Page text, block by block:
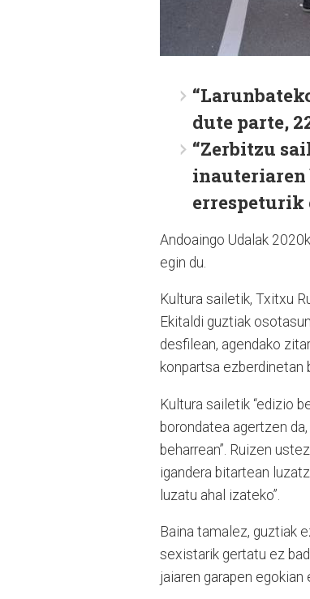
“
dute parte,
“Zerbitzu
inauteriaren
errespeturik
Andoaingo Udalak
egin du.
Kultura sailetik, Txitxu
Ekitaldi guztiak
desfilean, agendako
konpartsa ezberdinetan
Kultura sailetik “edizio
borondatea agertzen
beharrean”. Ruizen
igandera bitartean
luzatu ahal izateko”.
Baina tamalez, guztiak
sexistarik gertatu ez
jaiaren garapen